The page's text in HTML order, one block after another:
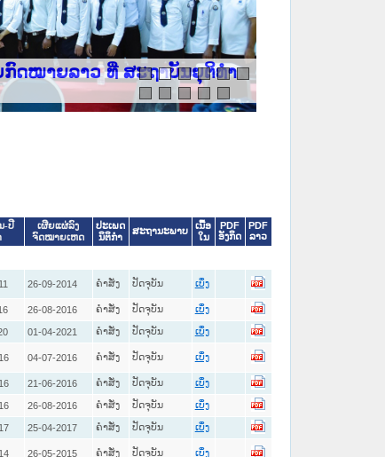
ທີ່ ສະຖາບັນຍຸຕິທຳແຫ່ງຊາດ
-ປີ
ເຜີຍແຜ່ລົງ
ຈົດໝາຍເຫດ
ປະເພດ
ນິຕິກໍາ
ສະຖານະພາບ
ເນື້ອ
ໃນ
PDF
ອັງກິດ
PDF
ລາວ
26-09-2014 ຄໍາສັ່ງ ປັດຈຸບັນ ເບິ່ງ
26-08-2016 ຄໍາສັ່ງ ປັດຈຸບັນ ເບິ່ງ
01-04-2021 ຄໍາສັ່ງ ປັດຈຸບັນ ເບິ່ງ
04-07-2016 ຄໍາສັ່ງ ປັດຈຸບັນ ເບິ່ງ
21-06-2016 ຄໍາສັ່ງ ປັດຈຸບັນ ເບິ່ງ
26-08-2016 ຄໍາສັ່ງ ປັດຈຸບັນ ເບິ່ງ
25-04-2017 ຄໍາສັ່ງ ປັດຈຸບັນ ເບິ່ງ
26-05-2015 ຄໍາສັ່ງ ປັດຈຸບັນ ເບິ່ງ